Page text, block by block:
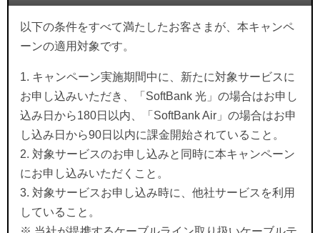
以下の条件をすべて満たしたお客さまが、本キャンペ
ーンの適用対象です。
1. キャンペーン実施期間中に、新たに対象サービスに
お申し込みいただき、「SoftBank 光」の場合はお申し
込み日から180日以内、「SoftBank Air」の場合はお申
し込み日から90日以内に課金開始されていること。
2. 対象サービスのお申し込みと同時に本キャンペーン
にお申し込みいただくこと。
3. 対象サービスお申し込み時に、他社サービスを利用
していること。